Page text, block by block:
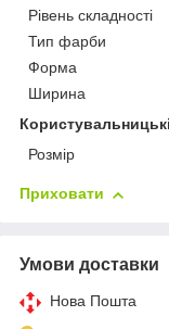
Рівень складності
Тип фарби
Форма
Ширина
Розмір
Приховати
Умови доставки
Нова Пошта